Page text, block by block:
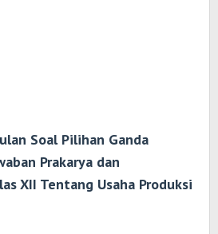
Soal Pilihan Ganda
Prakarya dan
XII Tentang Usaha Produksi